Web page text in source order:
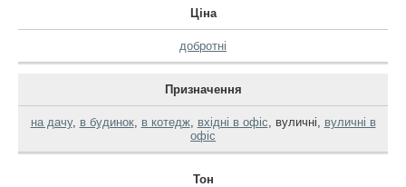
Ціна
добротні
Призначення
на дачу, в будинок, в котедж, вхідні в офіс вуличні
вуличні в
офіс
Тон